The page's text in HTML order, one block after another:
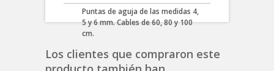
Puntas de aguja de las medidas 4,
5 y 6 mm. Cables de 60, 80 y 100
cm.
Los clientes que compraron este